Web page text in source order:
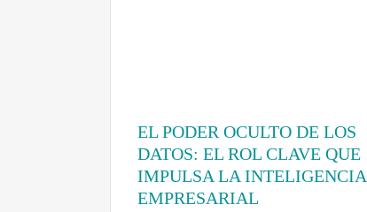
EL PODER OCULTO DE LOS
DATOS: EL ROL CLAVE QUE
IMPULSA LA INTELIGENCIA
EMPRESARIAL